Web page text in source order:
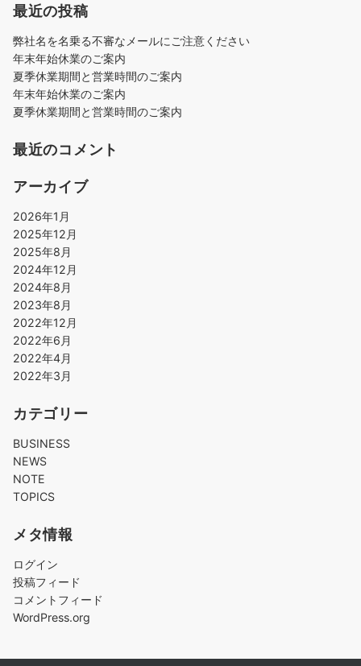
最近の投稿
弊社名を名乗る不審なメールにご注意ください
年末年始休業のご案内
夏季休業期間と営業時間のご案内
年末年始休業のご案内
夏季休業期間と営業時間のご案内
最近のコメント
アーカイブ
2026年1月
2025年12月
2025年8月
2024年12月
2024年8月
2023年8月
2022年12月
2022年6月
2022年4月
2022年3月
カテゴリー
BUSINESS
NEWS
NOTE
TOPICS
メタ情報
ログイン
投稿フィード
コメントフィード
WordPress.org